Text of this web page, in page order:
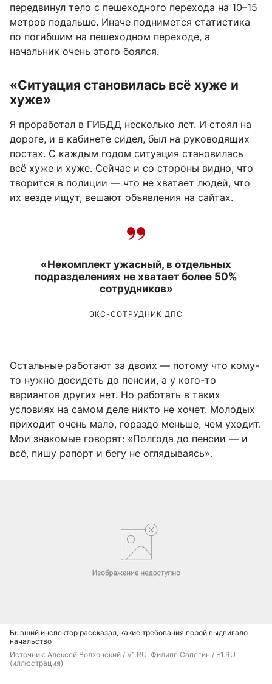
передвинул тело с пешеходного перехода на 10–15
метров подальше. Иначе поднимется статистика
по погибшим на пешеходном переходе, а
начальник очень этого боялся.
«Ситуация становилась всё хуже и
хуже»
Я проработал в ГИБДД несколько лет. И стоял на
дороге, и в кабинете сидел, был на руководящих
постах. С каждым годом ситуация становилась
всё хуже и хуже. Сейчас и со стороны видно, что
творится в полиции — что не хватает людей, что
их везде ищут, вешают объявления на сайтах.
«Некомплект ужасный, в отдельных
подразделениях не хватает более 50%
сотрудников»
ЭКС-СОТРУДНИК ДПС
Остальные работают за двоих — потому что кому-
то нужно досидеть до пенсии, а у кого-то
вариантов других нет. Но работать в таких
условиях на самом деле никто не хочет. Молодых
приходит очень мало, гораздо меньше, чем уходит.
Мои знакомые говорят: «Полгода до пенсии — и
всё, пишу рапорт и бегу не оглядываясь».
Бывший инспектор рассказал, какие требования порой выдвигало
начальство
Источник: Алексей Волхонский / V1.RU; Филипп Сапегин / E1.RU
(иллюстрация)